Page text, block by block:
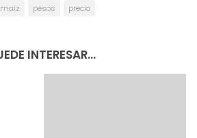
maíz pesos precio
INTERESAR...